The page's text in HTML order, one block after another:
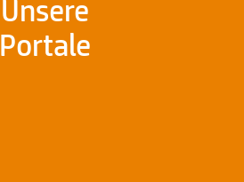
Unsere
Portale